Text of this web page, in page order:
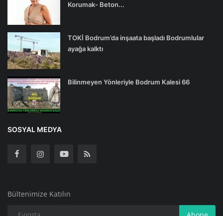
Korumak- Beton...
TOKİ Bodrum’da inşaata başladı Bodrumlular
ayağa kalktı
Bilinmeyen Yönleriyle Bodrum Kalesi 66
SOSYAL MEDYA
Bültenimize Katılın